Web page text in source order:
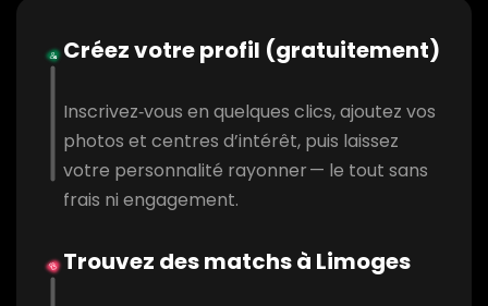
Créez votre profil (gratuitement)
Inscrivez‑vous en quelques clics, ajoutez vos
photos et centres d’intérêt, puis laissez
votre personnalité rayonner — le tout sans
frais ni engagement.
Trouvez des matchs à Limoges